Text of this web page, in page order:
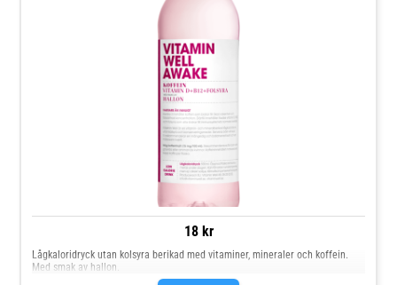
18 kr
Lågkaloridryck utan kolsyra berikad med vitaminer, mineraler och koffein.
Med smak av hallon.